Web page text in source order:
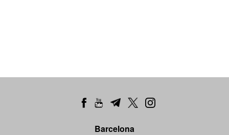
Barcelona